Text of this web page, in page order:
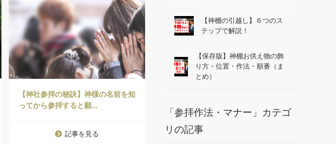
【神社参拝の秘訣】神様の名前を知
ってから参拝すると願...
記事を見る
【神棚の引越し】６つのス
テップで解説！
【保存版】神棚お供え物の飾
り方・位置・作法・順番（ま
とめ）
「参拝作法・マナー」カテゴ
リの記事